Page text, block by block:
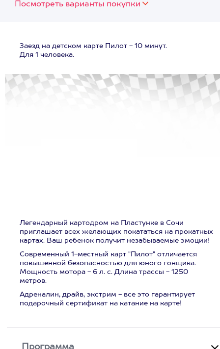
Посмотреть варианты покупки
Заезд на детском карте Пилот - 10 минут.
Для 1 человека.
Легендарный картодром на Пластунке в Сочи
приглашает всех желающих покататься на прокатных
картах. Ваш ребенок получит незабываемые эмоции!
Современный 1-местный карт "Пилот" отличается
повышенной безопасностью для юного гонщика.
Мощность мотора - 6 л. с. Длина трассы - 1250
метров.
Адреналин, драйв, экстрим - все это гарантирует
подарочный сертификат на катание на карте!
Программа